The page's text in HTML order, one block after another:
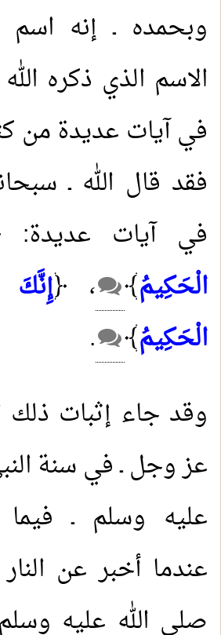
وبحمده ـ إنه اسم
الاسم الذي ذكره
في آيات عديدة من
فقد قال الله ـ
في آيات عديدة:
الْحَكِيمُ﴾ ، ﴿إِنَّكَ
الْحَكِيمُ﴾
.
وقد جاء إثبات ذلك
عز وجل ـ في سنة
عليه وسلم ـ
عندما أخبر عن
صلى الله عليه